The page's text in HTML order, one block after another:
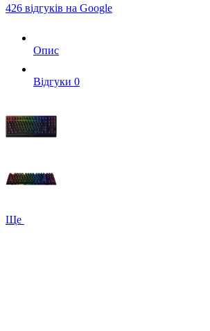
426 відгуків на Google
Опис
Вiдгуки 0
Ще